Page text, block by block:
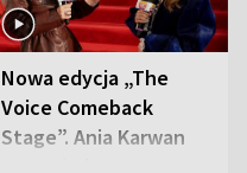
Nowa edycja „The
Voice Comeback
Stage”. Ania Karwan
zapowiada